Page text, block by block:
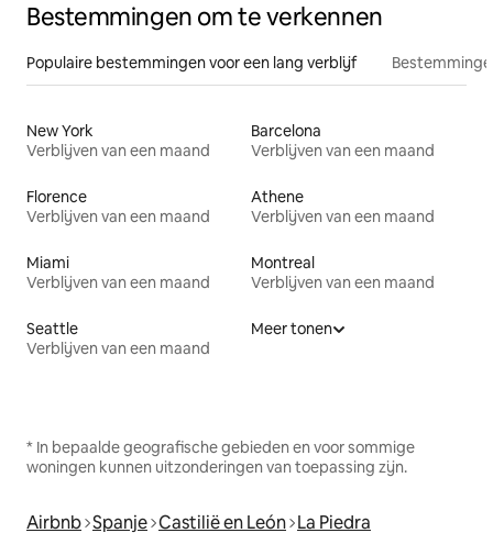
Bestemmingen om te verkennen
Populaire bestemmingen voor een lang verblijf
New York
Verblijven van een maand
Barcelona
Verblijven van een maand
Florence
Verblijven van een maand
Athene
Verblijven van een maand
Miami
Verblijven van een maand
Montreal
Verblijven van een maand
Seattle
Verblijven van een maand
Meer tonen
* In bepaalde geografische gebieden en voor sommige
woningen kunnen uitzonderingen van toepassing zijn.
Airbnb Spanje Castilië en León La Piedra